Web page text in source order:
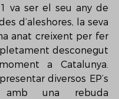
va ser el seu any de
d’aleshores, la seva
anat creixent per fer
desconegut
a Catalunya.
diversos EP’s
una rebuda